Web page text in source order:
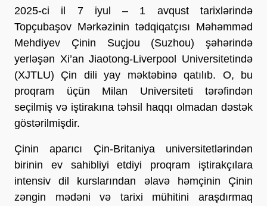
2025-ci il 7 iyul – 1 avqust tarixlərində
Topçubaşov Mərkəzinin tədqiqatçısı Məhəmməd
Mehdiyev Çinin Suçjou (Suzhou) şəhərində
yerləşən Xi’an Jiaotong-Liverpool Universitetində
(XJTLU) Çin dili yay məktəbinə qatılıb. O, bu
proqram üçün Milan Universiteti tərəfindən
seçilmiş və iştirakına təhsil haqqı olmadan dəstək
göstərilmişdir.
Çinin aparıcı Çin-Britaniya universitetlərindən
birinin ev sahibliyi etdiyi proqram iştirakçılara
intensiv dil kurslarından əlavə həmçinin Çinin
zəngin mədəni və tarixi mühitini araşdırmaq